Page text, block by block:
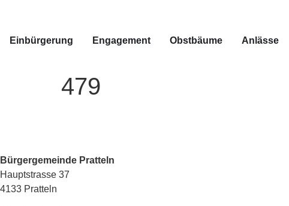
Einbürgerung Engagement Obstbäume Anlässe
479
Bürgergemeinde Pratteln
Hauptstrasse 37
4133 Pratteln